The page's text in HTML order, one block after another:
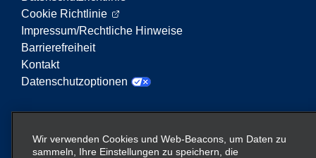
Cookie Richtlinie
Impressum/Rechtliche Hinweise
Barrierefreiheit
Kontakt
Datenschutzoptionen
Mobilitätsservices. Der Begriff „Enterprise Mobility“
auf dieser Website verweist auf bestimmte
Wir verwenden Cookies und Web-Beacons, um Daten zu
sammeln, Ihre Einstellungen zu speichern, die